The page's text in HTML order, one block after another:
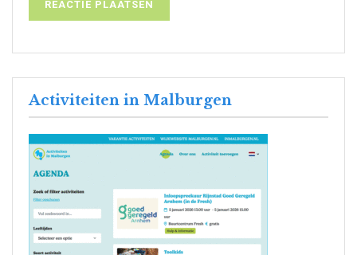
Activiteiten in Malburgen